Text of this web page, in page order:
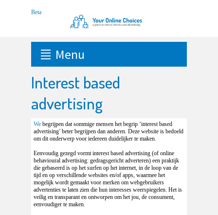
Menu
Interest based
advertising
We begrijpen dat sommige mensen het begrip ‘interest based
advertising’ beter begrijpen dan anderen. Deze website is bedoeld
om dit onderwerp voor iedereen duidelijker te maken.
Eenvoudig gezegd vormt interest based advertising (of online
behavioural advertising: gedragsgericht adverteren) een praktijk
die gebaseerd is op het surfen op het internet, in de loop van de
tijd en op verschillende websites en/of apps, waarmee het
mogelijk wordt gemaakt voor merken om webgebruikers
advertenties te laten zien die hun interesses weerspiegelen. Het is
veilig en transparant en ontworpen om het jou, de consument,
eenvoudiger te maken.